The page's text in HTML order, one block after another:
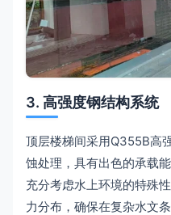
3. 高强度钢结构系统
顶层楼梯间采用Q355B高
蚀处理，具有出色的承载
充分考虑水上环境的特殊
力分布，确保在复杂水文